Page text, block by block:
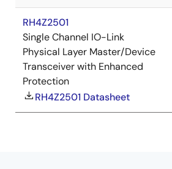
RH4Z2501
Single Channel IO-Link
Physical Layer Master/Device
Transceiver with Enhanced
Protection
RH4Z2501 Datasheet